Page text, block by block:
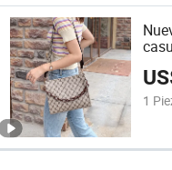
1